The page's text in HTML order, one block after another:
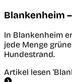
Blankenheim
In Blankenheim
jede Menge
Hundestrand.
Artikel lesen